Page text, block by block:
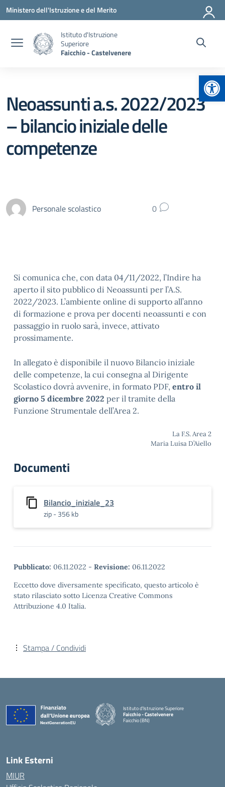
Vai ai contenuti
Vai al menu di navigazione
Vai al footer
Ministero dell'Istruzione e del Merito
Istituto d'Istruzione
Superiore
Faicchio - Castelvenere
Neoassunti a.s. 2022/2023
– bilancio iniziale delle
competenze
Personale scolastico 0
Si comunica che, con data 04/11/2022, l’Indire ha
aperto il sito pubblico di Neoassunti per l’A.S.
2022/2023. L’ambiente online di supporto all’anno
di formazione e prova per docenti neoassunti e con
passaggio in ruolo sarà, invece, attivato
prossimamente.
In allegato è disponibile il nuovo Bilancio iniziale
delle competenze, la cui consegna al Dirigente
Scolastico dovrà avvenire, in formato PDF, entro il
giorno 5 dicembre 2022 per il tramite della
Funzione Strumentale dell’Area 2.
La F.S. Area 2
Maria Luisa D’Aiello
Documenti
Bilancio_iniziale_23
zip - 356 kb
Pubblicato: 06.11.2022 - Revisione: 06.11.2022
Eccetto dove diversamente specificato, questo articolo è
stato rilasciato sotto Licenza Creative Commons
Attribuzione 4.0 Italia.
Stampa / Condividi
Istituto d'Istruzione Superiore
Faicchio - Castelvenere
Faicchio (BN)
Link Esterni
MIUR